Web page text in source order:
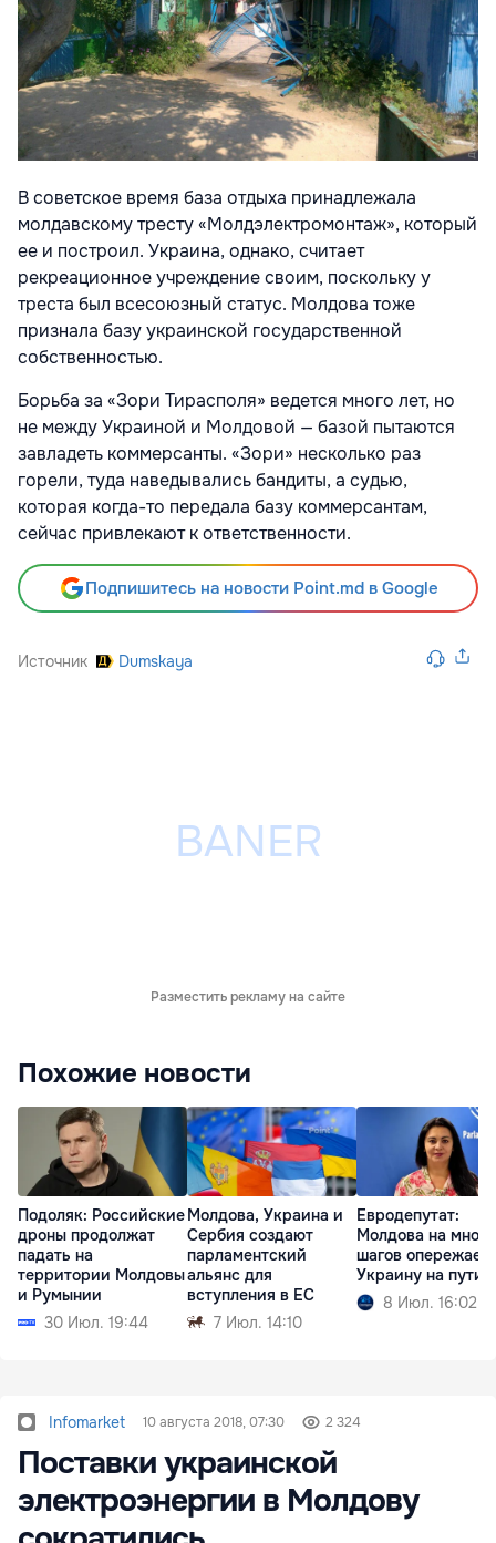
В советское время база отдыха принадлежала
молдавскому тресту «Молдэлектромонтаж», который
ее и построил. Украина, однако, считает
рекреационное учреждение своим, поскольку у
треста был всесоюзный статус. Молдова тоже
признала базу украинской государственной
собственностью.
Борьба за «Зори Тирасполя» ведется много лет, но
не между Украиной и Молдовой — базой пытаются
завладеть коммерсанты. «Зори» несколько раз
горели, туда наведывались бандиты, а судью,
которая когда-то передала базу коммерсантам,
сейчас привлекают к ответственности.
Подпишитесь на новости Point.md в Google
Источник Dumskaya
Разместить рекламу на сайте
Похожие новости
Подоляк: Российские
дроны продолжат
падать на
территории Молдовы
и Румынии
30 Июл. 19:44
Молдова, Украина и
Сербия создают
парламентский
альянс для
вступления в ЕС
7 Июл. 14:10
Евродепутат:
Молдова на много
шагов опережает
Украину на пути
8 Июл. 16:02
Infomarket 10 августа 2018, 07:30 2 324
Поставки украинской
электроэнергии в Молдову